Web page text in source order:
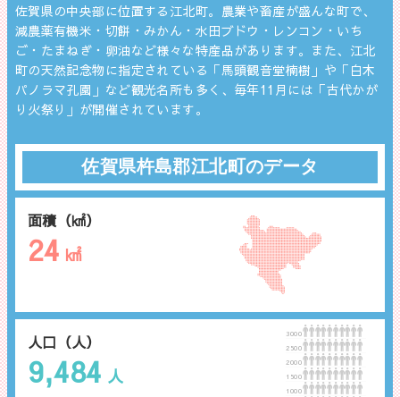
佐賀県の中央部に位置する江北町。農業や畜産が盛んな町で、
減農薬有機米・切餅・みかん・水田ブドウ・レンコン・いち
ご・たまねぎ・卵油など様々な特産品があります。また、江北
町の天然記念物に指定されている「馬頭観音堂楠樹」や「白木
パノラマ孔園」など観光名所も多く、毎年11月には「古代かが
り火祭り」が開催されています。
面積（㎢）
24 ㎢
佐賀県杵島郡江北町のデータ
人口（人）
9,484 人
3000
2500
2000
1500
1000